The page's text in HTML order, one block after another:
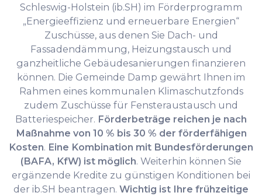
Schleswig-Holstein (ib.SH) im Förderprogramm
„Energieeffizienz und erneuerbare Energien“
Zuschüsse, aus denen Sie Dach- und
Fassadendämmung, Heizungstausch und
ganzheitliche Gebäudesanierungen finanzieren
können. Die Gemeinde Damp gewährt Ihnen im
Rahmen eines kommunalen Klimaschutzfonds
zudem Zuschüsse für Fensteraustausch und
Batteriespeicher. Förderbeträge reichen je nach
Maßnahme von 10 % bis 30 % der förderfähigen
Kosten. Eine Kombination mit Bundesförderungen
(BAFA, KfW) ist möglich. Weiterhin können Sie
ergänzende Kredite zu günstigen Konditionen bei
der ib.SH beantragen. Wichtig ist Ihre frühzeitige